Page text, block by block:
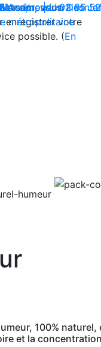
vous
enregistrer votre
possible. (En
être | Livraison
métropolitaine
nous : 02 85
Acupression Dos
100%
et la